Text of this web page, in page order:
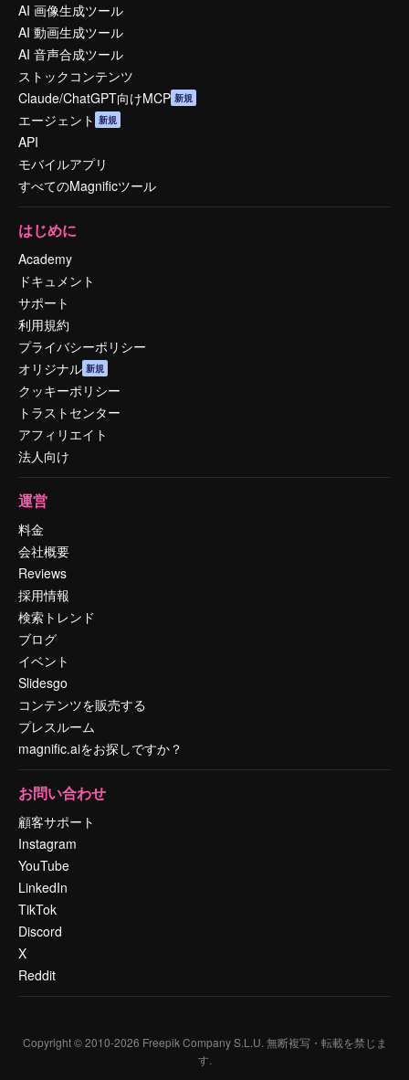
AI 画像生成ツール
AI 動画生成ツール
AI 音声合成ツール
ストックコンテンツ
Claude/ChatGPT向けMCP 新規
エージェント 新規
API
モバイルアプリ
すべてのMagnificツール
はじめに
Academy
ドキュメント
サポート
利用規約
プライバシーポリシー
オリジナル 新規
クッキーポリシー
トラストセンター
アフィリエイト
法人向け
運営
料金
会社概要
Reviews
採用情報
検索トレンド
ブログ
イベント
Slidesgo
コンテンツを販売する
プレスルーム
magnific.aiをお探しですか？
お問い合わせ
顧客サポート
Instagram
YouTube
LinkedIn
TikTok
Discord
X
Reddit
Copyright © 2010-2026 Freepik Company S.L.U. 無断複写・転載を禁じま
す.